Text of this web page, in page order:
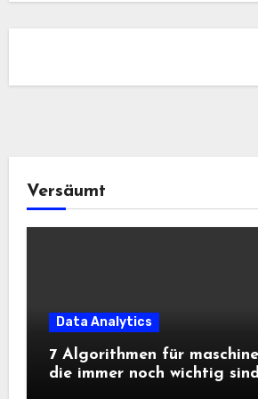
Versäumt
Data Analytics
7 Algorithmen für
die immer noch wichtig sind